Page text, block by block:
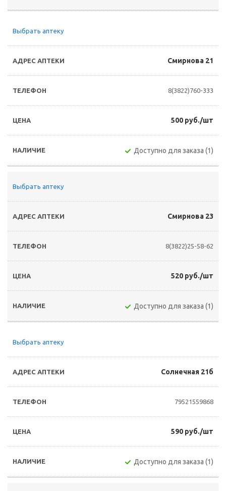
Выбрать аптеку
Смирнова 21
8(3822)760-333
500 руб./шт
Доступно для заказа (1)
Выбрать аптеку
Смирнова 23
8(3822)25-58-62
520 руб./шт
Доступно для заказа (1)
Выбрать аптеку
Солнечная 21б
79521559868
590 руб./шт
Доступно для заказа (1)